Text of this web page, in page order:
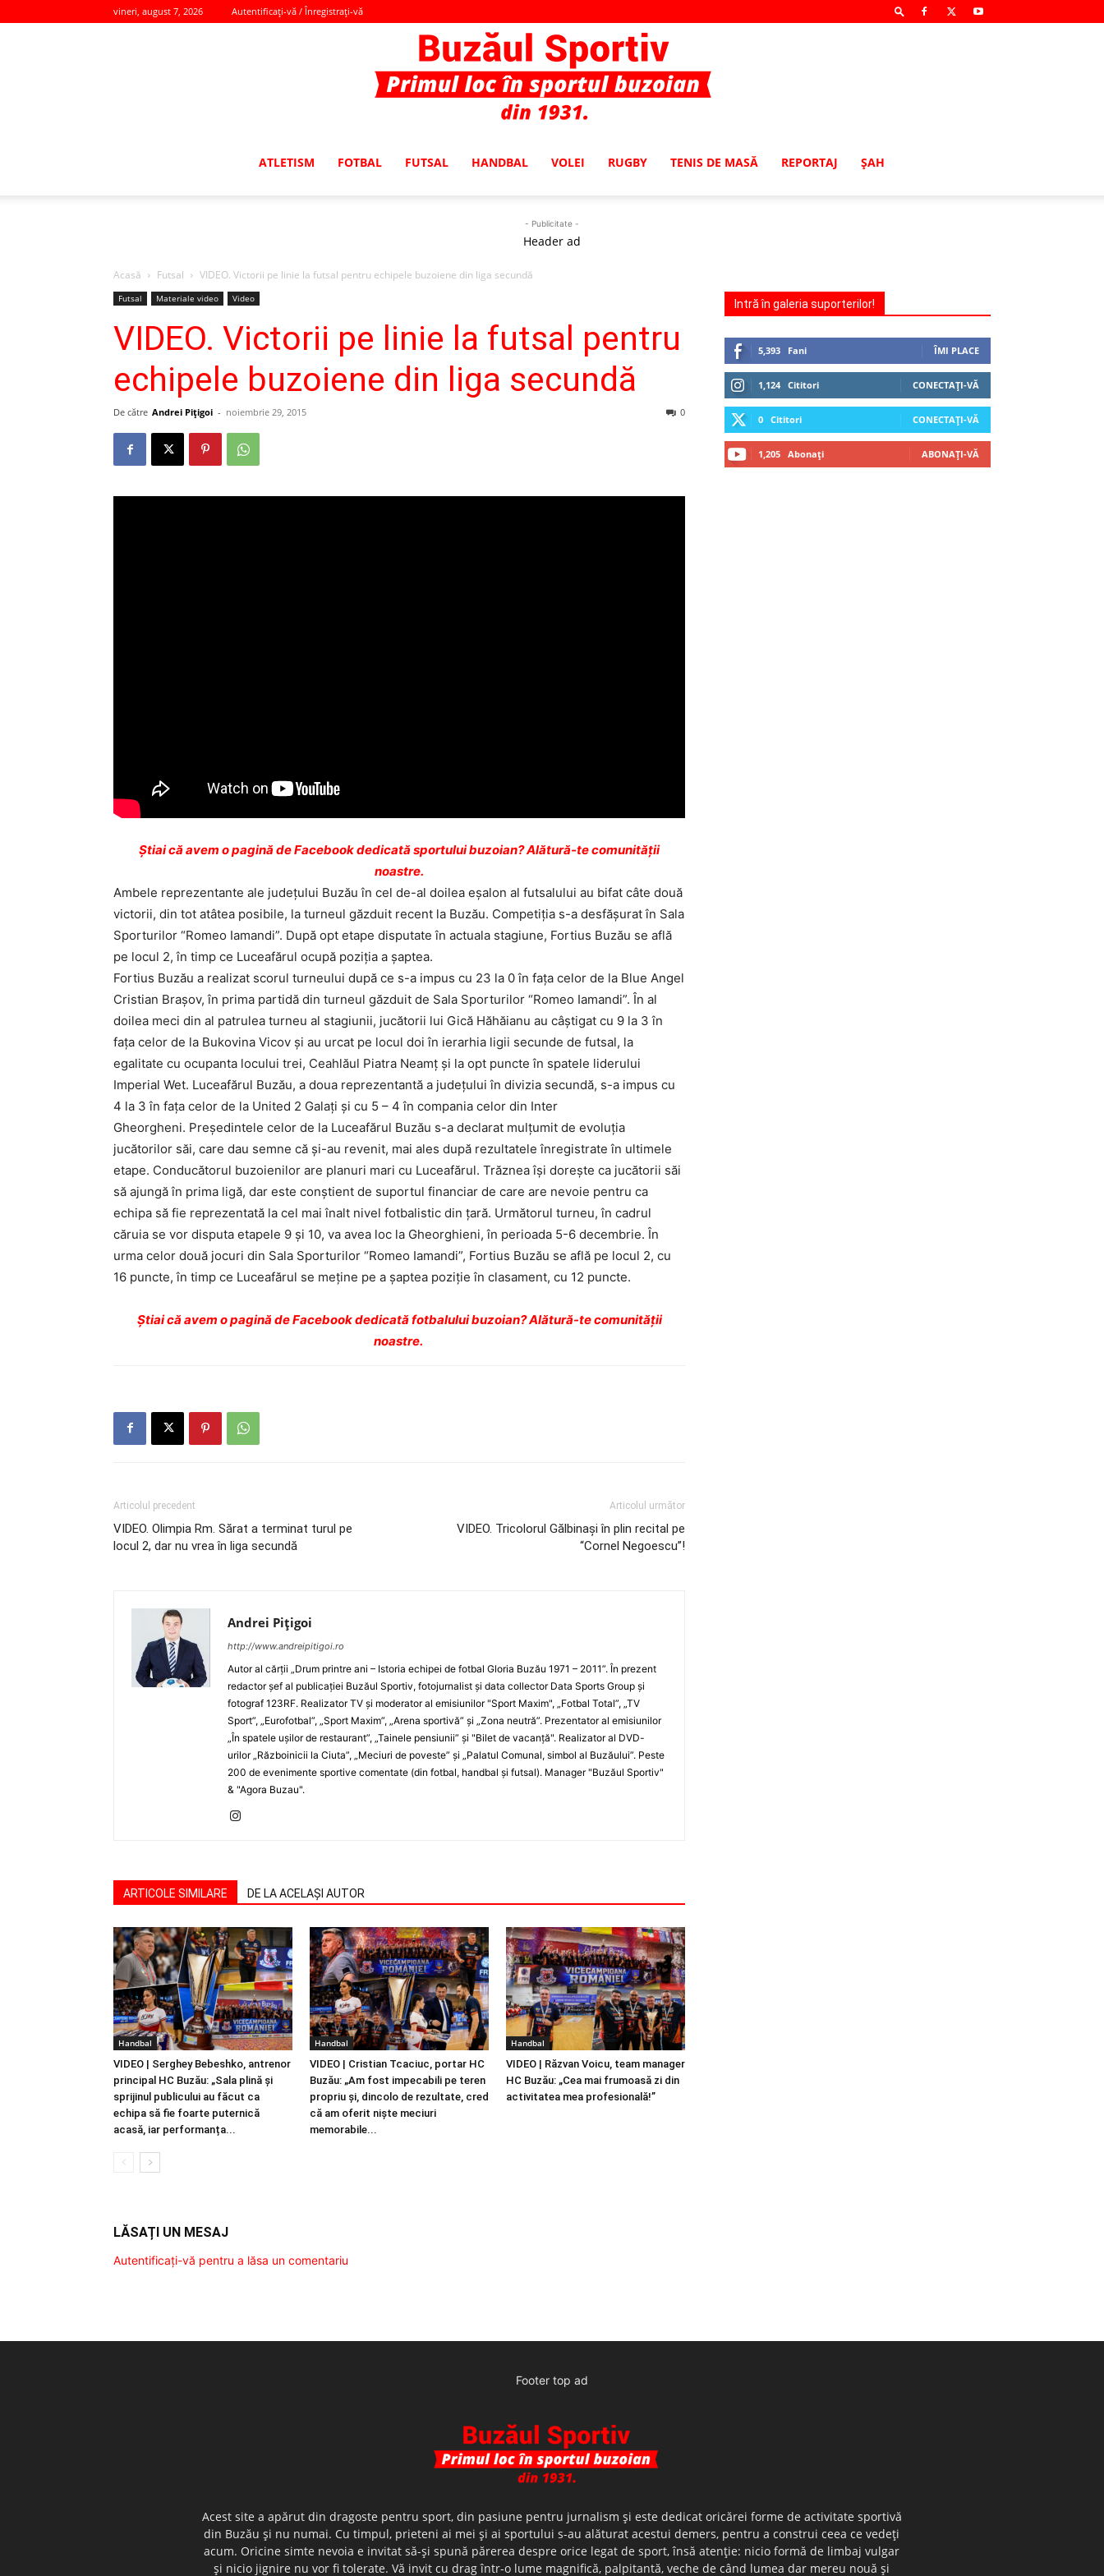
vineri, august 7, 2026 Autentificați-vă / Înregistrați-vă
ATLETISM FOTBAL FUTSAL HANDBAL VOLEI RUGBY TENIS DE MASĂ REPORTAJ ŞAH
- Publicitate -
Header ad
Acasă Futsal VIDEO. Victorii pe linie la futsal pentru echipele buzoiene din liga secundă
Futsal Materiale video Video
VIDEO. Victorii pe linie la futsal pentru
echipele buzoiene din liga secundă
De către Andrei Pițigoi - noiembrie 29, 2015 0
Ştiai că avem o pagină de Facebook dedicată sportului buzoian? Alătură-te comunității
noastre.
Ambele reprezentante ale judeţului Buzău în cel de-al doilea eşalon al futsalului au bifat câte două
victorii, din tot atâtea posibile, la turneul găzduit recent la Buzău. Competiţia s-a desfăşurat în Sala
Sporturilor “Romeo Iamandi”. După opt etape disputate în actuala stagiune, Fortius Buzău se află
pe locul 2, în timp ce Luceafărul ocupă poziţia a şaptea.
Fortius Buzău a realizat scorul turneului după ce s-a impus cu 23 la 0 în faţa celor de la Blue Angel
Cristian Braşov, în prima partidă din turneul găzduit de Sala Sporturilor “Romeo Iamandi”. În al
doilea meci din al patrulea turneu al stagiunii, jucătorii lui Gică Hăhăianu au câştigat cu 9 la 3 în
faţa celor de la Bukovina Vicov şi au urcat pe locul doi în ierarhia ligii secunde de futsal, la
egalitate cu ocupanta locului trei, Ceahlăul Piatra Neamţ şi la opt puncte în spatele liderului
Imperial Wet. Luceafărul Buzău, a doua reprezentantă a judeţului în divizia secundă, s-a impus cu
4 la 3 în faţa celor de la United 2 Galaţi şi cu 5 – 4 în compania celor din Inter
Gheorgheni. Preşedintele celor de la Luceafărul Buzău s-a declarat mulţumit de evoluţia
jucătorilor săi, care dau semne că şi-au revenit, mai ales după rezultatele înregistrate în ultimele
etape. Conducătorul buzoienilor are planuri mari cu Luceafărul. Trăznea îşi doreşte ca jucătorii săi
să ajungă în prima ligă, dar este conştient de suportul financiar de care are nevoie pentru ca
echipa să fie reprezentată la cel mai înalt nivel fotbalistic din ţară. Următorul turneu, în cadrul
căruia se vor disputa etapele 9 şi 10, va avea loc la Gheorghieni, în perioada 5-6 decembrie. În
urma celor două jocuri din Sala Sporturilor “Romeo Iamandi”, Fortius Buzău se află pe locul 2, cu
16 puncte, în timp ce Luceafărul se meţine pe a şaptea poziţie în clasament, cu 12 puncte.
Ştiai că avem o pagină de Facebook dedicată fotbalului buzoian? Alătură-te comunității
noastre.
Articolul precedent
VIDEO. Olimpia Rm. Sărat a terminat turul pe
locul 2, dar nu vrea în liga secundă
Articolul următor
VIDEO. Tricolorul Gălbinaşi în plin recital pe
“Cornel Negoescu”!
Andrei Pițigoi
http://www.andreipitigoi.ro
Autor al cărţii „Drum printre ani – Istoria echipei de fotbal Gloria Buzău 1971 – 2011”. În prezent
redactor şef al publicaţiei Buzăul Sportiv, fotojurnalist şi data collector Data Sports Group şi
fotograf 123RF. Realizator TV şi moderator al emisiunilor "Sport Maxim", „Fotbal Total”, „TV
Sport”, „Eurofotbal”, „Sport Maxim”, „Arena sportivă” şi „Zona neutră”. Prezentator al emisiunilor
„În spatele uşilor de restaurant”, „Tainele pensiunii” şi "Bilet de vacanţă". Realizator al DVD-
urilor „Războinicii la Ciuta”, „Meciuri de poveste” şi „Palatul Comunal, simbol al Buzăului”. Peste
200 de evenimente sportive comentate (din fotbal, handbal şi futsal). Manager "Buzăul Sportiv"
& "Agora Buzau".
ARTICOLE SIMILARE DE LA ACELAȘI AUTOR
Handbal
VIDEO | Serghey Bebeshko, antrenor
principal HC Buzău: „Sala plină și
sprijinul publicului au făcut ca
echipa să fie foarte puternică
acasă, iar performanța...
Handbal
VIDEO | Cristian Tcaciuc, portar HC
Buzău: „Am fost impecabili pe teren
propriu și, dincolo de rezultate, cred
că am oferit niște meciuri
memorabile...
Handbal
VIDEO | Răzvan Voicu, team manager
HC Buzău: „Cea mai frumoasă zi din
activitatea mea profesională!”
LĂSAȚI UN MESAJ
Autentificați-vă pentru a lăsa un comentariu
Intră în galeria suporterilor!
5,393 Fani ÎMI PLACE
1,124 Cititori CONECTAȚI-VĂ
0 Cititori CONECTAȚI-VĂ
1,205 Abonați ABONAȚI-VĂ
Footer top ad
Acest site a apărut din dragoste pentru sport, din pasiune pentru jurnalism şi este dedicat oricărei forme de activitate sportivă
din Buzău şi nu numai. Cu timpul, prieteni ai mei şi ai sportului s-au alăturat acestui demers, pentru a construi ceea ce vedeţi
acum. Oricine simte nevoia e invitat să-şi spună părerea despre orice legat de sport, însă atenţie: nicio formă de limbaj vulgar
şi nicio jignire nu vor fi tolerate. Vă invit cu drag într-o lume magnifică, palpitantă, veche de când lumea dar mereu nouă şi